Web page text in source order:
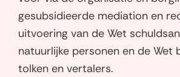
gesubsidieerde mediation en
uitvoering van de Wet
natuurlijke personen en de Wet
tolken en vertalers.